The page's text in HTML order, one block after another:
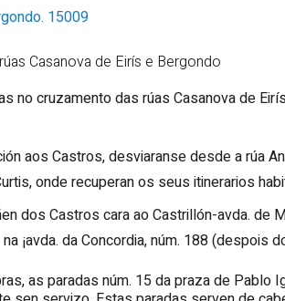
15009
Casanova de Eirís e Bergondo
no cruzamento das rúas Casanova de
aos Castros, desviaranse desde a rúa
onde recuperan os seus itinerarios
dos Castros cara ao Castrillón-avda. de
¡avda. da Concordia, núm. 188 (despois
as paradas núm. 15 da praza de